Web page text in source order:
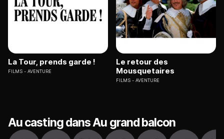
La Tour, prends garde !
FILMS AVENTURE
Le retour des
Mousquetaires
FILMS AVENTURE
Au casting dans Au grand balcon